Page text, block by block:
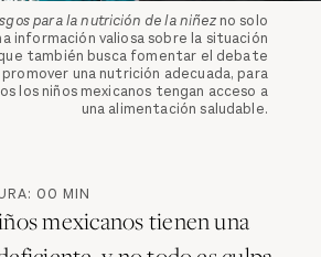
para la nutrición de la niñezno solo
información valiosa sobre la situación
también busca fomentar el debate
una nutrición adecuada, para
los niños mexicanos tengan acceso a
una alimentación saludable.
00 MIN
mexicanos tienen una